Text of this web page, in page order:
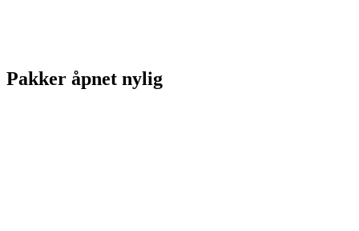
Pakker åpnet nylig